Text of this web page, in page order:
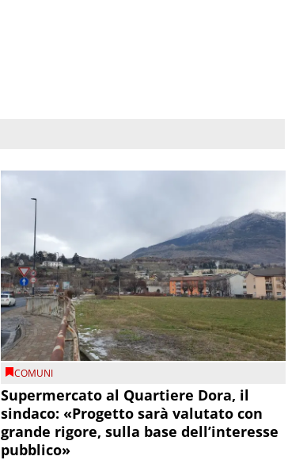
COMUNI
Supermercato al Quartiere Dora, il
sindaco: «Progetto sarà valutato con
grande rigore, sulla base dell’interesse
pubblico»